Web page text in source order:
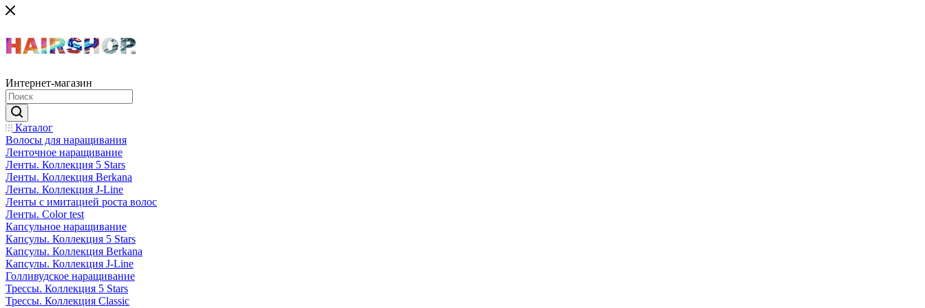
Интернет-магазин
Каталог
Волосы для наращивания
Ленточное наращивание
Ленты. Коллекция 5 Stars
Ленты. Коллекция Berkana
Ленты. Коллекция J-Line
Ленты с имитацией роста волос
Ленты. Color test
Капсульное наращивание
Капсулы. Коллекция 5 Stars
Капсулы. Коллекция Berkana
Капсулы. Коллекция J-Line
Голливудское наращивание
Трессы. Коллекция 5 Stars
Трессы. Коллекция Classic